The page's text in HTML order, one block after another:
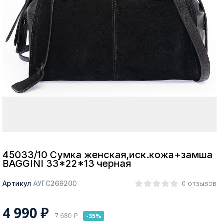
Москва
Да, все верно
Покупателям
45033/10 Сумка женская,иск.кожа+замша
BAGGINI 33*22*13 черная
Артикул АУГС269200 0 отзывов
4 990 ₽ 7 680₽ -35%